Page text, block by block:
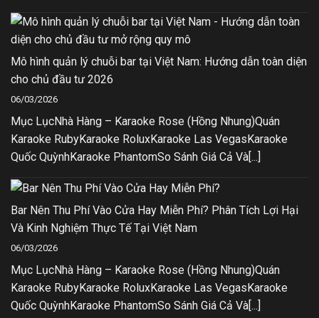
Mô hình quản lý chuỗi bar tại Việt Nam: Hướng dẫn toàn diện
cho chủ đầu tư 2026
06/03/2026
Mục LụcNhà Hàng – Karaoke Rose (Hồng Nhung)Quán
Karaoke RubyKaraoke RoluxKaraoke Las VegasKaraoke
Quốc QuỳnhKaraoke PhantomSo Sánh Giá Cả Và[...]
Bar Nên Thu Phí Vào Cửa Hay Miễn Phí? Phân Tích Lợi Hại
Và Kinh Nghiệm Thực Tế Tại Việt Nam
06/03/2026
Mục LụcNhà Hàng – Karaoke Rose (Hồng Nhung)Quán
Karaoke RubyKaraoke RoluxKaraoke Las VegasKaraoke
Quốc QuỳnhKaraoke PhantomSo Sánh Giá Cả Và[...]